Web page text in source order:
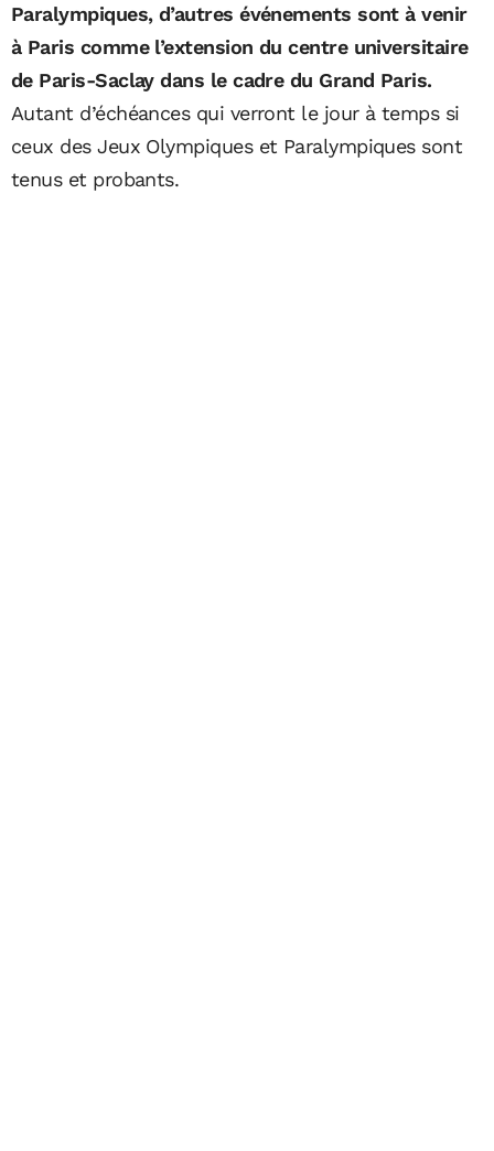
Paralympiques, d’autres événements sont à venir
à Paris comme l’extension du centre universitaire
de Paris-Saclay dans le cadre du Grand Paris.
Autant d’échéances qui verront le jour à temps si
ceux des Jeux Olympiques et Paralympiques sont
tenus et probants.